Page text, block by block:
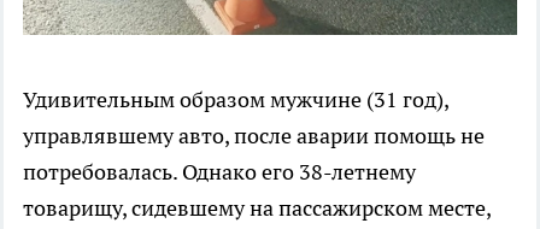
Удивительным образом мужчине (31 год),
управлявшему авто, после аварии помощь не
потребовалась. Однако его 38-летнему
товарищу, сидевшему на пассажирском месте,